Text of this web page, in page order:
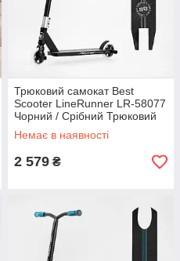
Трюковий самокат Best
Scooter LineRunner LR-58077
Чорний / Срібний Трюковий
самокат міцний легкий
Немає в наявності
2 579 ₴